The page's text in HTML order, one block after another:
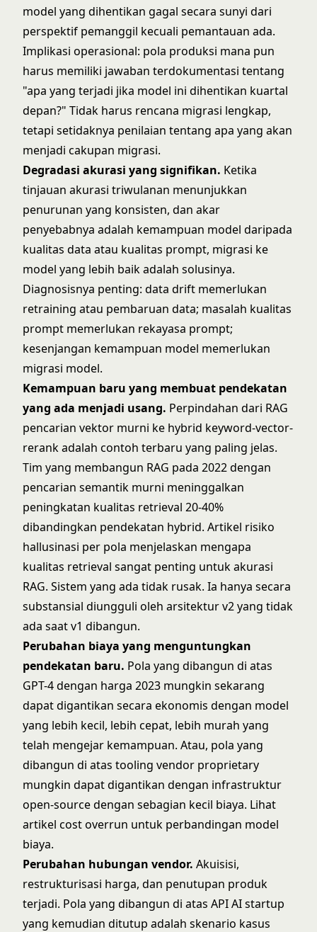
model yang dihentikan gagal secara sunyi dari
perspektif pemanggil kecuali pemantauan ada.
Implikasi operasional: pola produksi mana pun
harus memiliki jawaban terdokumentasi tentang
"apa yang terjadi jika model ini dihentikan kuartal
depan?" Tidak harus rencana migrasi lengkap,
tetapi setidaknya penilaian tentang apa yang akan
menjadi cakupan migrasi.
Degradasi akurasi yang signifikan. Ketika
tinjauan akurasi triwulanan menunjukkan
penurunan yang konsisten, dan akar
penyebabnya adalah kemampuan model daripada
kualitas data atau kualitas prompt, migrasi ke
model yang lebih baik adalah solusinya.
Diagnosisnya penting: data drift memerlukan
retraining atau pembaruan data; masalah kualitas
prompt memerlukan rekayasa prompt;
kesenjangan kemampuan model memerlukan
migrasi model.
Kemampuan baru yang membuat pendekatan
yang ada menjadi usang. Perpindahan dari RAG
pencarian vektor murni ke hybrid keyword-vector-
rerank adalah contoh terbaru yang paling jelas.
Tim yang membangun RAG pada 2022 dengan
pencarian semantik murni meninggalkan
peningkatan kualitas retrieval 20-40%
dibandingkan pendekatan hybrid. Artikel risiko
hallusinasi per pola menjelaskan mengapa
kualitas retrieval sangat penting untuk akurasi
RAG. Sistem yang ada tidak rusak. Ia hanya secara
substansial diungguli oleh arsitektur v2 yang tidak
ada saat v1 dibangun.
Perubahan biaya yang menguntungkan
pendekatan baru. Pola yang dibangun di atas
GPT-4 dengan harga 2023 mungkin sekarang
dapat digantikan secara ekonomis dengan model
yang lebih kecil, lebih cepat, lebih murah yang
telah mengejar kemampuan. Atau, pola yang
dibangun di atas tooling vendor proprietary
mungkin dapat digantikan dengan infrastruktur
open-source dengan sebagian kecil biaya. Lihat
artikel cost overrun untuk perbandingan model
biaya.
Perubahan hubungan vendor. Akuisisi,
restrukturisasi harga, dan penutupan produk
terjadi. Pola yang dibangun di atas API AI startup
yang kemudian ditutup adalah skenario kasus